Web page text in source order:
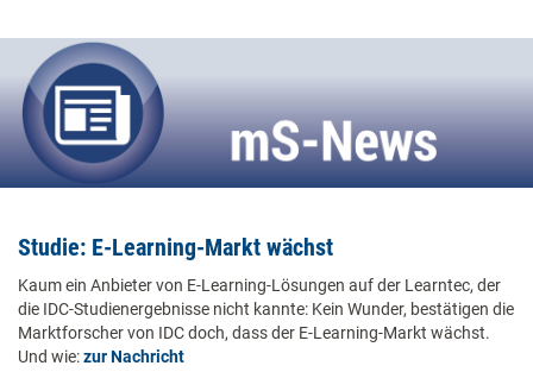
Studie: E-Learning-Markt wächst
Kaum ein Anbieter von E-Learning-Lösungen auf der Learntec, der
die IDC-Studienergebnisse nicht kannte: Kein Wunder, bestätigen die
Marktforscher von IDC doch, dass der E-Learning-Markt wächst.
Und wie:zur Nachricht